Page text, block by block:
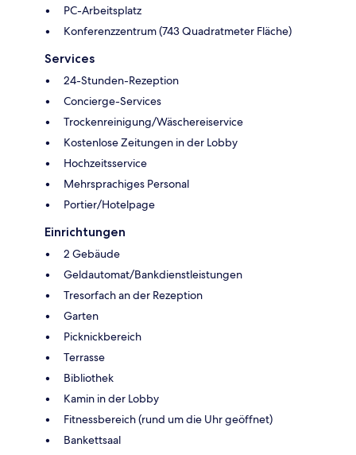
PC-Arbeitsplatz
Konferenzzentrum (743 Quadratmeter Fläche)
Services
24-Stunden-Rezeption
Concierge-Services
Trockenreinigung/Wäschereiservice
Kostenlose Zeitungen in der Lobby
Hochzeitsservice
Mehrsprachiges Personal
Portier/Hotelpage
Einrichtungen
2 Gebäude
Geldautomat/Bankdienstleistungen
Tresorfach an der Rezeption
Garten
Picknickbereich
Terrasse
Bibliothek
Kamin in der Lobby
Fitnessbereich (rund um die Uhr geöffnet)
Bankettsaal